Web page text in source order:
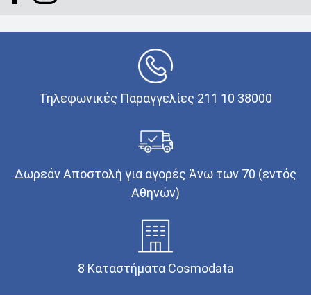
Τηλεφωνικές Παραγγελίες 211 10 38000
Δωρεάν Αποστολή για αγορές Άνω των 70 (εντός
Αθηνών)
8 Καταστήματα Cosmodata